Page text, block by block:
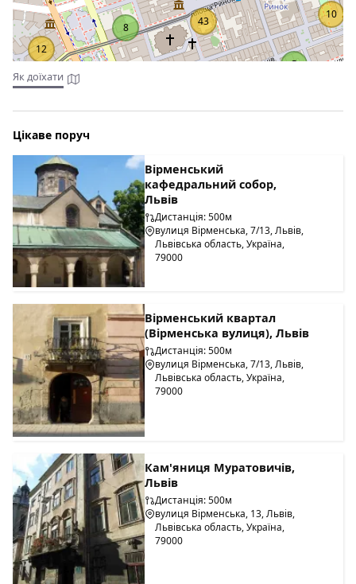
12
8
5
10
43
Як доїхати
Цікаве поруч
Вірменський
кафедральний собор,
Львів
Дистанція: 500м
вулиця Вірменська, 7/13, Львів,
Львівська область, Україна,
79000
Вірменський квартал
(Вірменська вулиця), Львів
Дистанція: 500м
вулиця Вірменська, 7/13, Львів,
Львівська область, Україна,
79000
Кам'яниця Муратовичів,
Львів
Дистанція: 500м
вулиця Вірменська, 13, Львів,
Львівська область, Україна,
79000